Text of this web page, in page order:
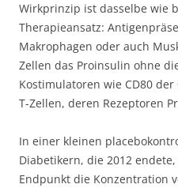
Wirkprinzip ist dasselbe wie
Therapieansatz:
Makrophagen oder auch
Zellen das Proinsulin ohne
Kostimulatoren wie CD80
T-Zellen, deren Rezeptoren
In einer kleinen
Diabetikern, die 2012
Endpunkt die Konzentration